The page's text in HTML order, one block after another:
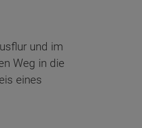
und im
Weg in die
eines